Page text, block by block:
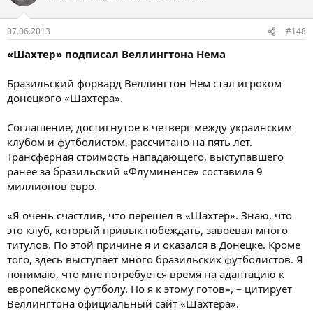
07.06.2013 #148
«Шахтер» подписал Веллингтона Нема
Бразильский форвард Веллингтон Нем стал игроком
донецкого «Шахтера».
Соглашение, достигнутое в четверг между украинским
клубом и футболистом, рассчитано на пять лет.
Трансферная стоимость нападающего, выступавшего
ранее за бразильский «Флуминенсе» составила 9
миллионов евро.
«Я очень счастлив, что перешел в «Шахтер». Знаю, что
это клуб, который привык побеждать, завоевал много
титулов. По этой причине я и оказался в Донецке. Кроме
того, здесь выступает много бразильских футболистов. Я
понимаю, что мне потребуется время на адаптацию к
европейскому футболу. Но я к этому готов», – цитирует
Веллингтона официальный сайт «Шахтера».